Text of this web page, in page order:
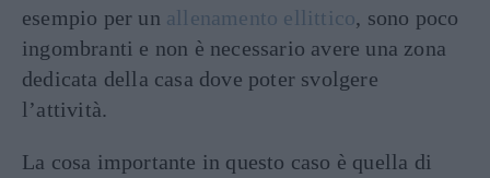
esempio per un allenamento ellittico, sono poco
ingombranti e non è necessario avere una zona
dedicata della casa dove poter svolgere
l’attività.
La cosa importante in questo caso è quella di